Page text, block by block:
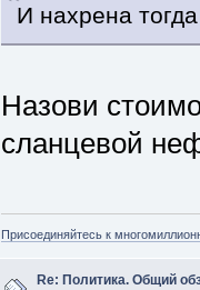
И нахрена
Назови
сланцевой
Присоединяйтесь к
Re: Политика. Общий